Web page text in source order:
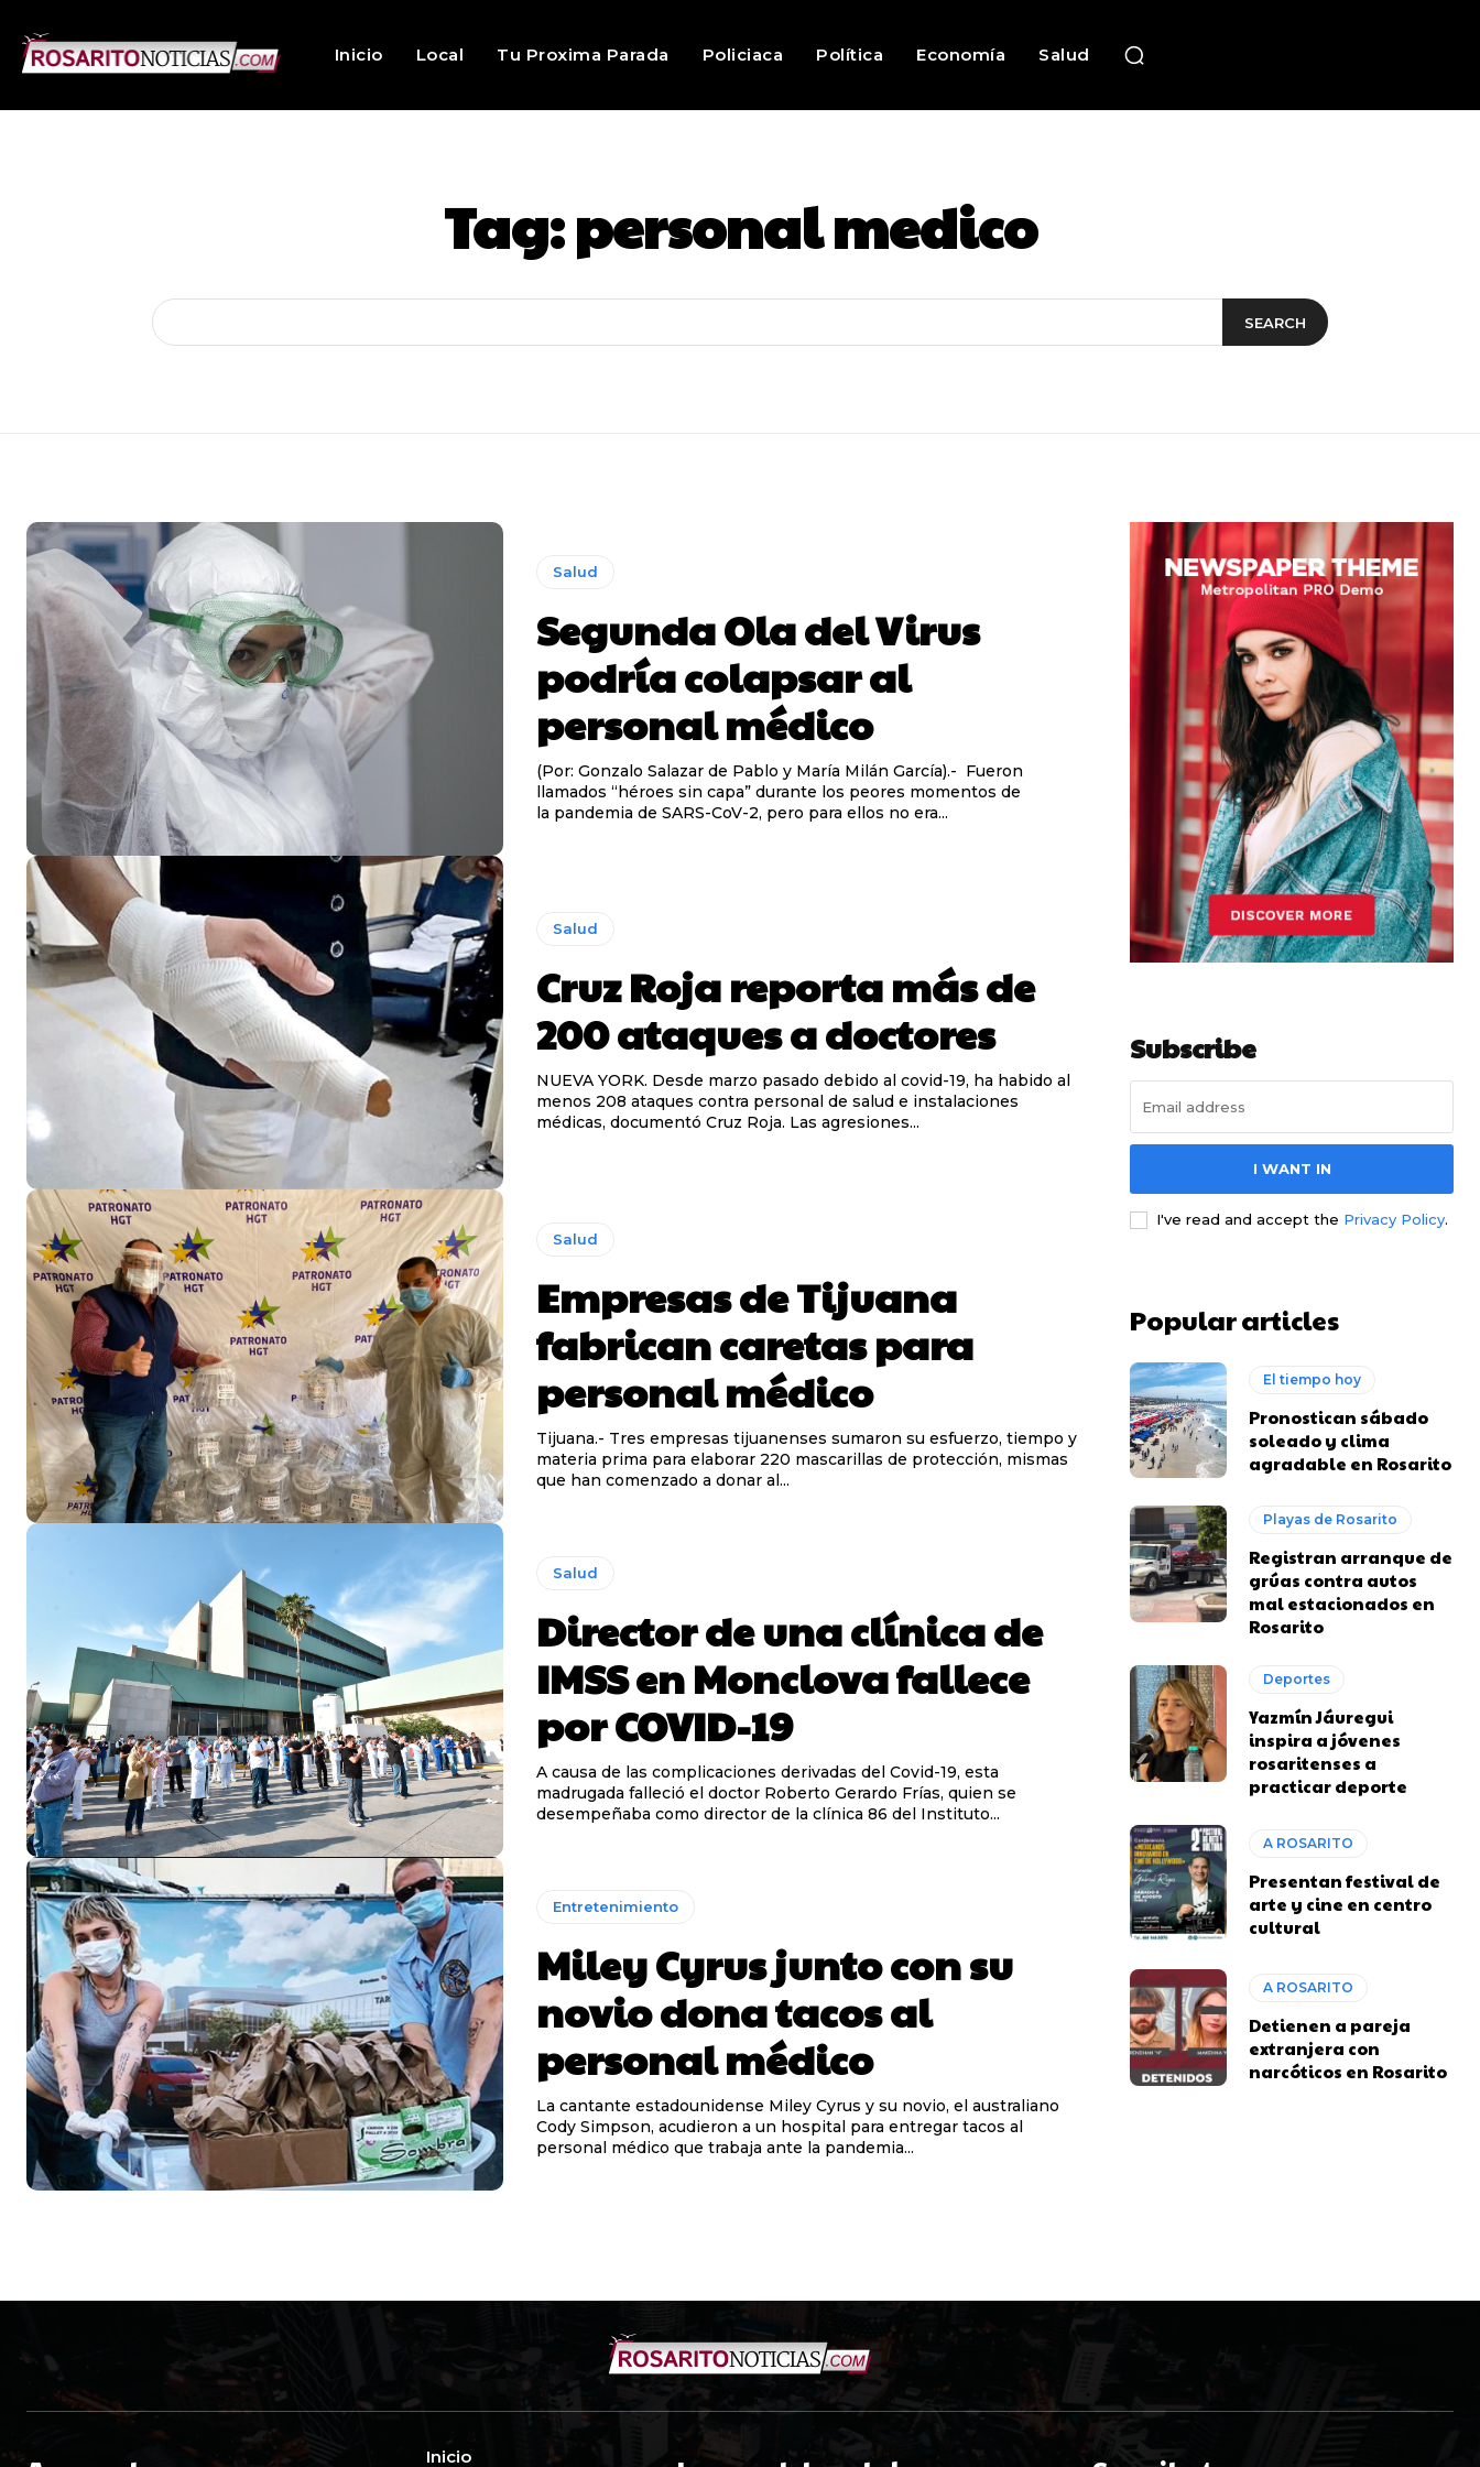
Inicio Local Tu Proxima Parada Policiaca Política Economía Salud
Tag:personal medico
SEARCH
Salud
Segunda Ola del Virus
podría colapsar al
personal médico
(Por: Gonzalo Salazar de Pablo y María Milán García).- Fueron
llamados “héroes sin capa” durante los peores momentos de
la pandemia de SARS-CoV-2, pero para ellos no era...
Salud
Cruz Roja reporta más de
200 ataques a doctores
NUEVA YORK. Desde marzo pasado debido al covid-19, ha habido al
menos 208 ataques contra personal de salud e instalaciones
médicas, documentó Cruz Roja. Las agresiones...
Salud
Empresas de Tijuana
fabrican caretas para
personal médico
Tijuana.- Tres empresas tijuanenses sumaron su esfuerzo, tiempo y
materia prima para elaborar 220 mascarillas de protección, mismas
que han comenzado a donar al...
Salud
Director de una clínica de
IMSS en Monclova fallece
por COVID-19
A causa de las complicaciones derivadas del Covid-19, esta
madrugada falleció el doctor Roberto Gerardo Frías, quien se
desempeñaba como director de la clínica 86 del Instituto...
Entretenimiento
Miley Cyrus junto con su
novio dona tacos al
personal médico
La cantante estadounidense Miley Cyrus y su novio, el australiano
Cody Simpson, acudieron a un hospital para entregar tacos al
personal médico que trabaja ante la pandemia...
Subscribe
I WANT IN
I've read and accept the Privacy Policy.
Popular articles
El tiempo hoy
Pronostican sábado
soleado y clima
agradable en Rosarito
Playas de Rosarito
Registran arranque de
grúas contra autos
mal estacionados en
Rosarito
Deportes
Yazmín Jáuregui
inspira a jóvenes
rosaritenses a
practicar deporte
A ROSARITO
Presentan festival de
arte y cine en centro
cultural
A ROSARITO
Detienen a pareja
extranjera con
narcóticos en Rosarito
Inicio